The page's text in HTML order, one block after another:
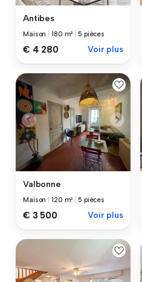
Antibes
Maison |180 m² |5 pièces
€ 4 280 Voir plus
Valbonne
Maison |120 m² |5 pièces
€ 3 500 Voir plus